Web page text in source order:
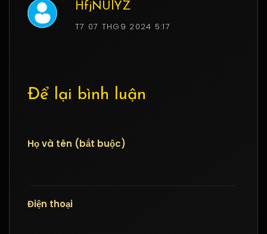
HfjNUlYZ
T7 07 THG9 2024 5:17
Để lại bình luận
Họ và tên (bắt buộc)
Điện thoại